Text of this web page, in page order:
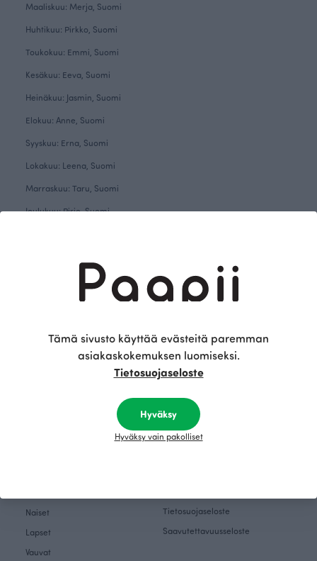
Maaliskuu: Merja, Suomi
Huhtikuu: Pirkko, Suomi
Toukokuu: Emmi, Suomi
Kesäkuu: Eeva, Suomi
Heinäkuu: Jasmin, Suomi
Elokuu: Anne, Suomi
Syyskuu: Erna, Suomi
Lokakuu: Leena, Suomi
Marraskuu: Taru, Suomi
Joulukuu: Pirjo, Suomi
Sukella mukaan
tarinaamme
Tilaa uutiskirje
Naiset
Lapset
Vauvat
Tietosuojaseloste
Saavutettavuusseloste
Tämä sivusto käyttää evästeitä paremman
asiakaskokemuksen luomiseksi.
Tietosuojaseloste
Hyväksy
Hyväksy vain pakolliset